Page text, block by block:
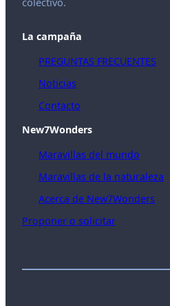
La campaña
PREGUNTAS FRECUENTES
Noticias
Contacto
New7Wonders
Maravillas del mundo
Maravillas de la naturaleza
Acerca de New7Wonders
Proponer o solicitar